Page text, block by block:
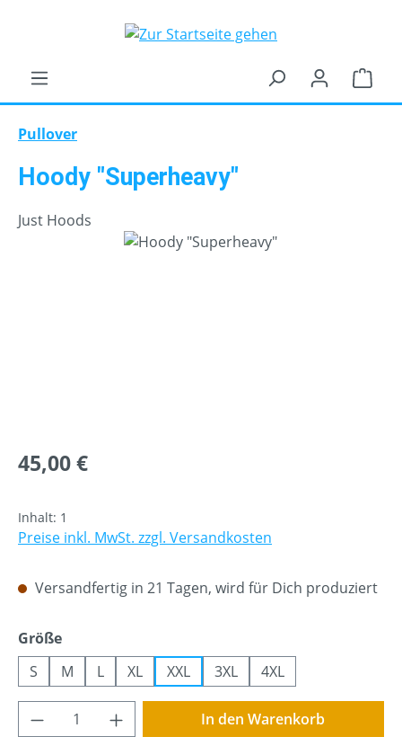
Zum Hauptinhalt springen
Pullover
Hoody "Superheavy"
Just Hoods
Bildergalerie überspringen
Regulärer Preis:
45,00 €
Inhalt: 1
Preise inkl. MwSt. zzgl. Versandkosten
Versandfertig in 21 Tagen, wird für Dich produziert
Größeauswählen
S
M L XL XXL 3XL 4XL
Produkt Anzahl: Gib den gewünschten
In den Warenkorb